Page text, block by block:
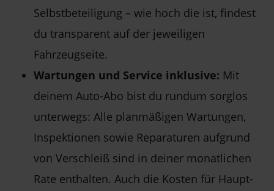
Selbstbeteiligung – wie hoch die ist, findest
du transparent auf der jeweiligen
Fahrzeugseite.
Wartungen und Service inklusive: Mit
deinem Auto-Abo bist du rundum sorglos
unterwegs: Alle planmäßigen Wartungen,
Inspektionen sowie Reparaturen aufgrund
von Verschleiß sind in deiner monatlichen
Rate enthalten. Auch die Kosten für Haupt-